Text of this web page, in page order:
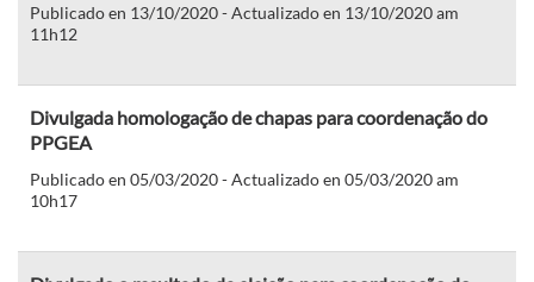
Publicado en 13/10/2020 - Actualizado en 13/10/2020 am
11h12
Divulgada homologação de chapas para coordenação do
PPGEA
Publicado en 05/03/2020 - Actualizado en 05/03/2020 am
10h17